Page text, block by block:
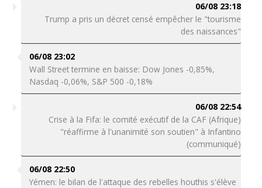
06/08 23:18
Trump a pris un décret censé empêcher le "tourisme
des naissances"
06/08 23:02
Wall Street termine en baisse: Dow Jones -0,85%,
Nasdaq -0,06%, S&P 500 -0,18%
06/08 22:54
Crise à la Fifa: le comité exécutif de la CAF (Afrique)
"réaffirme à l'unanimité son soutien" à Infantino
(communiqué)
06/08 22:50
Yémen: le bilan de l'attaque des rebelles houthis s'élève